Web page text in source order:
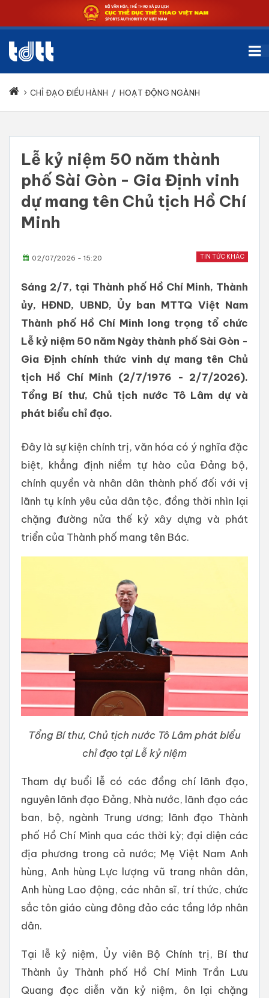
CHỈ ĐẠO ĐIỀU HÀNH / HOẠT ĐỘNG NGÀNH
Lễ kỷ niệm 50 năm thành
phố Sài Gòn - Gia Định vinh
dự mang tên Chủ tịch Hồ Chí
Minh
TIN TỨC KHÁC
02/07/2026 - 15:20
Sáng 2/7, tại Thành phố Hồ Chí Minh, Thành
ủy, HĐND, UBND, Ủy ban MTTQ Việt Nam
Thành phố Hồ Chí Minh long trọng tổ chức
Lễ kỷ niệm 50 năm Ngày thành phố Sài Gòn -
Gia Định chính thức vinh dự mang tên Chủ
tịch Hồ Chí Minh (2/7/1976 - 2/7/2026).
Tổng Bí thư, Chủ tịch nước Tô Lâm dự và
phát biểu chỉ đạo.
Đây là sự kiện chính trị, văn hóa có ý nghĩa đặc
biệt, khẳng định niềm tự hào của Đảng bộ,
chính quyền và nhân dân thành phố đối với vị
lãnh tụ kính yêu của dân tộc, đồng thời nhìn lại
chặng đường nửa thế kỷ xây dựng và phát
triển của Thành phố mang tên Bác.
Tổng Bí thư, Chủ tịch nước Tô Lâm phát biểu
chỉ đạo tại Lễ kỷ niệm
Tham dự buổi lễ có các đồng chí lãnh đạo,
nguyên lãnh đạo Đảng, Nhà nước, lãnh đạo các
ban, bộ, ngành Trung ương; lãnh đạo Thành
phố Hồ Chí Minh qua các thời kỳ; đại diện các
địa phương trong cả nước; Mẹ Việt Nam Anh
hùng, Anh hùng Lực lượng vũ trang nhân dân,
Anh hùng Lao động, các nhân sĩ, trí thức, chức
sắc tôn giáo cùng đông đảo các tầng lớp nhân
dân.
Tại lễ kỷ niệm, Ủy viên Bộ Chính trị, Bí thư
Thành ủy Thành phố Hồ Chí Minh Trần Lưu
Quang đọc diễn văn kỷ niệm, ôn lại chặng